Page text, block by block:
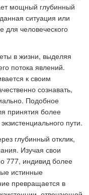
мощный глубинный
ситуация или
для человеческого
в жизни, выделяя
потока явлений.
к своим
сознавать,
Подобное
принятия более
пути.
глубинный отклик,
Изучая свои
777, индивид более
истинные
превращается в